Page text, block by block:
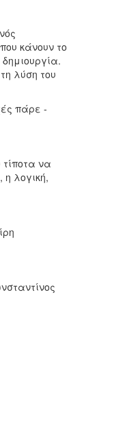
κάνουν το
λύση του
πάρε -
να
λογική,